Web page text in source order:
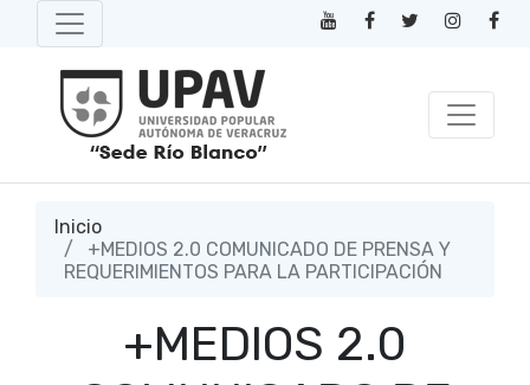
Inicio
+MEDIOS 2.0 COMUNICADO DE PRENSA Y
REQUERIMIENTOS PARA LA PARTICIPACIÓN
+MEDIOS 2.0